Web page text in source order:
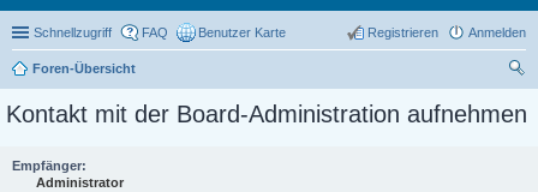
Schnellzugriff FAQ Benutzer Karte Anmelden
Registrieren
Foren-Übersicht
he
Kontakt mit der Board-Administration aufnehmen
Empfänger:
Administrator